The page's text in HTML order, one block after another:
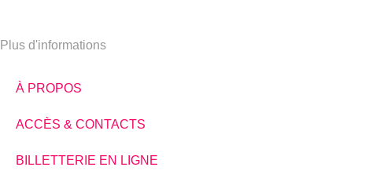
Plus d'informations
À PROPOS
ACCÈS & CONTACTS
BILLETTERIE EN LIGNE